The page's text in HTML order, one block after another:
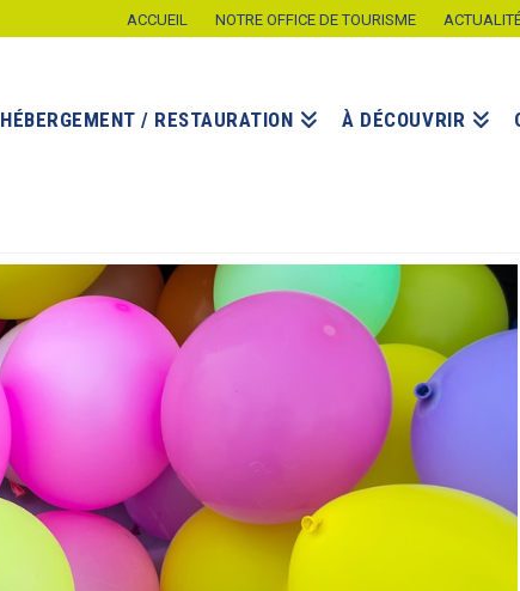
ACCUEIL NOTRE OFFICE DE TOURISME
HÉBERGEMENT / RESTAURATION À DÉCOUVRIR